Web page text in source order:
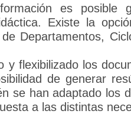
es posible
Existe la
Departamentos,
y flexibilizado los
de generar
se han adaptado los
a las distintas